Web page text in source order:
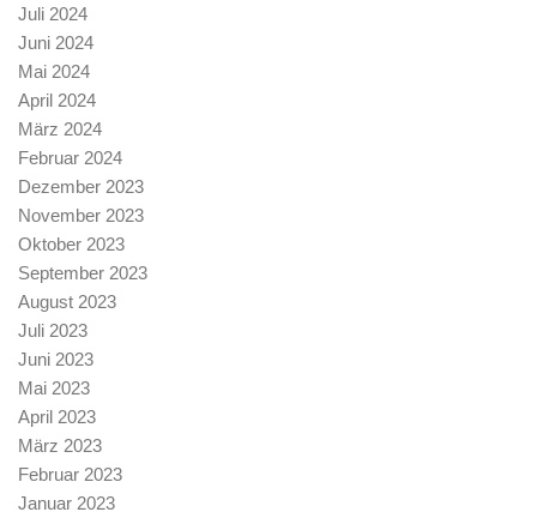
Juli 2024
Juni 2024
Mai 2024
April 2024
März 2024
Februar 2024
Dezember 2023
November 2023
Oktober 2023
September 2023
August 2023
Juli 2023
Juni 2023
Mai 2023
April 2023
März 2023
Februar 2023
Januar 2023